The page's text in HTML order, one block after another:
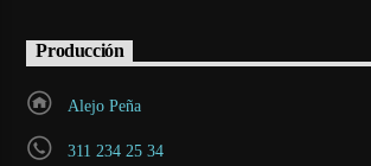
Producción
Alejo Peña
311 234 25 34